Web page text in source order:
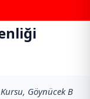
Kursu, Göynücek B